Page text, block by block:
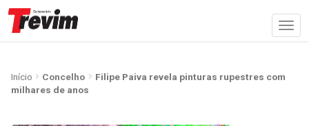
Início Concelho
Filipe Paiva revela pinturas rupestres com
milhares de anos